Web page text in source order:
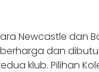
Newcastle dan
dan
klub. Pilihan